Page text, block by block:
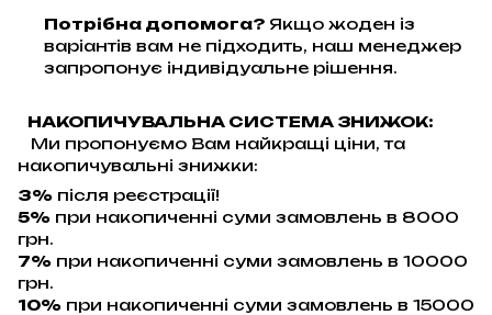
Потрібна допомога? Якщо жоден із
варіантів вам не підходить, наш менеджер
запропонує індивідуальне рішення.
НАКОПИЧУВАЛЬНА СИСТЕМА ЗНИЖОК:
Ми пропонуємо Вам найкращі ціни, та
накопичувальні знижки:
3% після реєстрації!
5% при накопиченні суми замовлень в 8000
грн.
7% при накопиченні суми замовлень в 10000
грн.
10% при накопиченні суми замовлень в 15000